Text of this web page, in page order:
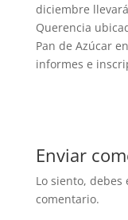
diciembre
Querencia
Pan de Azúcar
informes e
Enviar
Lo siento, debes
comentario.